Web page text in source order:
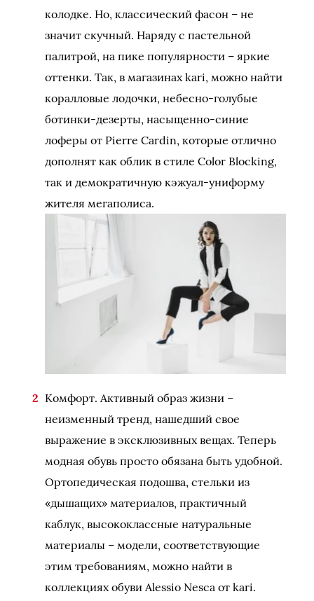
колодке. Но, классический фасон – не
значит скучный. Наряду с пастельной
палитрой, на пике популярности – яркие
оттенки. Так, в магазинах kari, можно найти
коралловые лодочки, небесно-голубые
ботинки-дезерты, насыщенно-синие
лоферы от Pierre Cardin, которые отлично
дополнят как облик в стиле Color Blocking,
так и демократичную кэжуал-униформу
жителя мегаполиса.
Комфорт. Активный образ жизни –
неизменный тренд, нашедший свое
выражение в эксклюзивных вещах. Теперь
модная обувь просто обязана быть удобной.
Ортопедическая подошва, стельки из
«дышащих» материалов, практичный
каблук, высококлассные натуральные
материалы – модели, соответствующие
этим требованиям, можно найти в
коллекциях обуви Alessio Nesca от kari.